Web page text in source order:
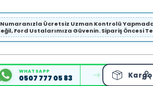
Numaranızla Ücretsiz Uzman Kontrolü
Ford Ustalarımıza Güvenin. Sipariş Öncesi
WHATSAPP
0507 777 05 83